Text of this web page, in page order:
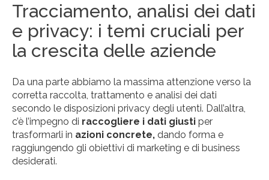
Tracciamento, analisi dei dati
e privacy: i temi cruciali per
la crescita delle aziende
Da una parte abbiamo la massima attenzione verso la
corretta raccolta, trattamento e analisi dei dati
secondo le disposizioni privacy degli utenti. Dall’altra,
c’è l’impegno di raccogliere i dati giusti per
trasformarli in azioni concrete, dando forma e
raggiungendo gli obiettivi di marketing e di business
desiderati.